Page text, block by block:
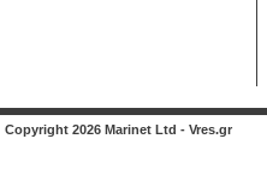
Copyright 2026 Marinet Ltd - Vres.gr